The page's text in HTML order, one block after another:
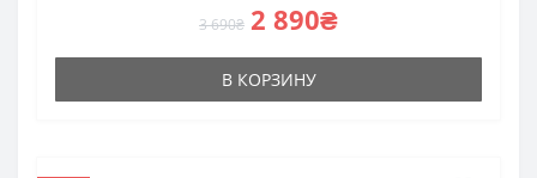
3 690₴ 2 890₴
В КОРЗИНУ